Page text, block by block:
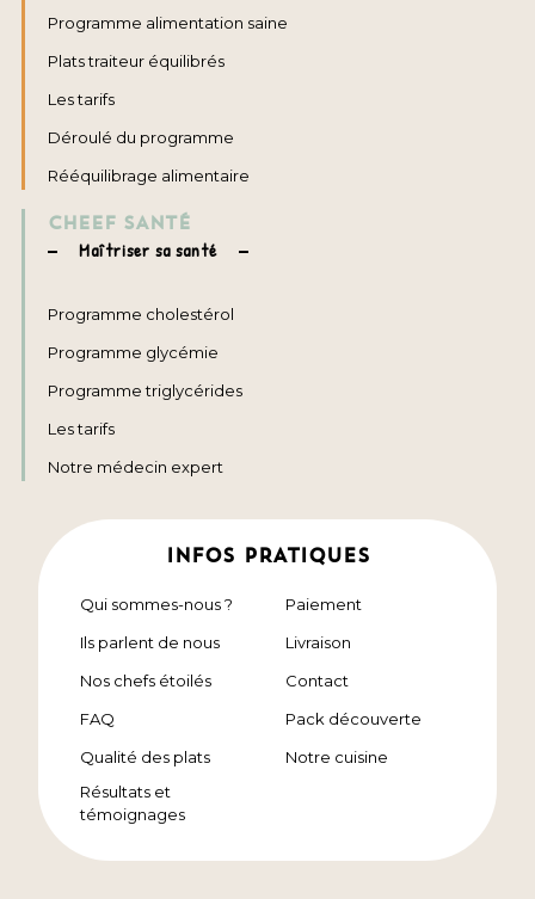
Programme alimentation saine
Plats traiteur équilibrés
Les tarifs
Déroulé du programme
Rééquilibrage alimentaire
CHEEF SANTÉ
Maîtriser sa santé
Programme cholestérol
Programme glycémie
Programme triglycérides
Les tarifs
Notre médecin expert
INFOS PRATIQUES
Qui sommes-nous ?
Ils parlent de nous
Nos chefs étoilés
FAQ
Qualité des plats
Résultats et
témoignages
Paiement
Livraison
Contact
Pack découverte
Notre cuisine